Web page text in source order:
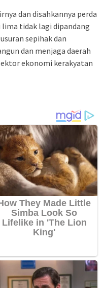
dan disahkannya perda
lima tidak lagi dipandang
sepihak dan
dan menjaga daerah
ekonomi kerakyatan